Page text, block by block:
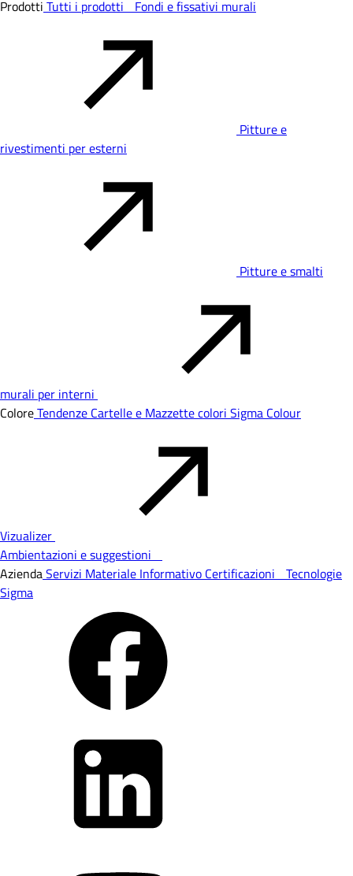
Prodotti Tutti i prodotti Fondi e fissativi murali
Pitture e
rivestimenti per esterni
Pitture e smalti
murali per interni
ColoreTendenze Cartelle e Mazzette colori Sigma Colour
Vizualizer
Ambientazioni e suggestioni
AziendaServizi Materiale Informativo Certificazioni Tecnologie
Sigma